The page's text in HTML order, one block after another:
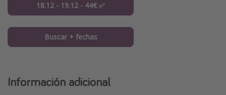
18.12 - 19.12 - 44€ ✅
Buscar + fechas
Información adicional